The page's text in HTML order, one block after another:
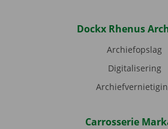
Dockx Rhenus
Archiefopslag
Digitalisering
Carrosserie